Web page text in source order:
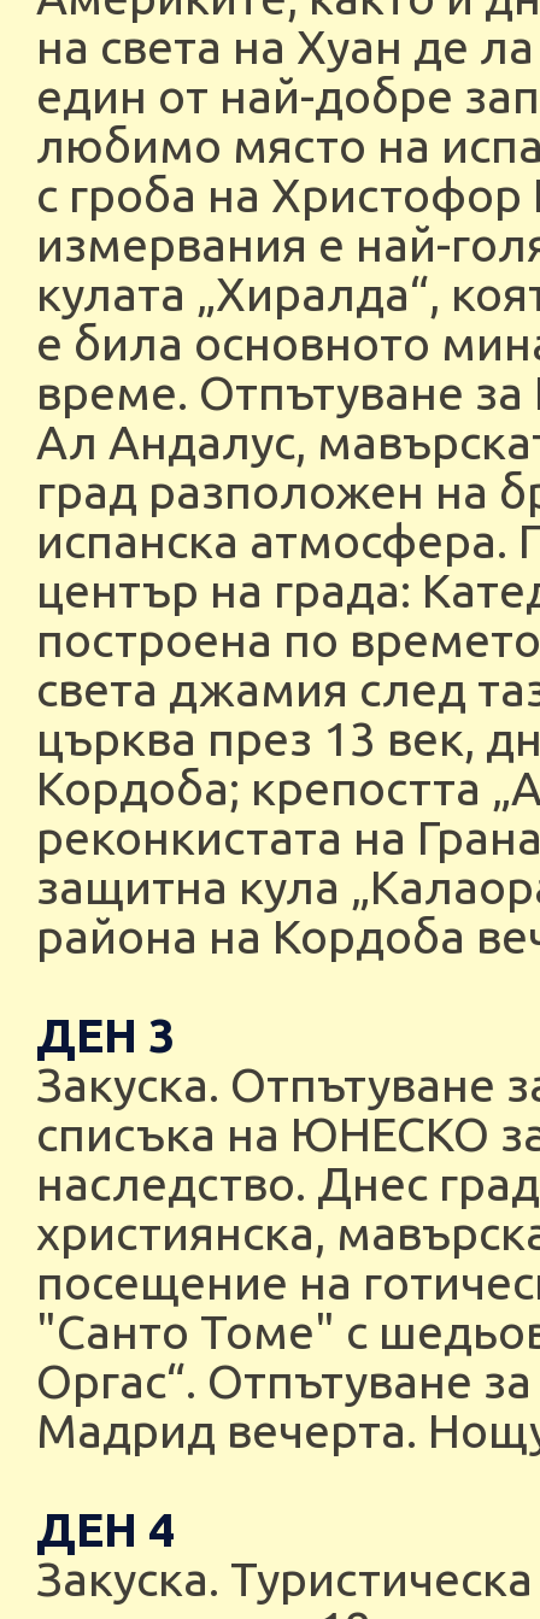
на света на Хуан де
един от най-добре
любимо място на
с гроба на
измервания е най-
кулата „Хиралда“,
е била основното
време. Отпътуване
Ал Андалус,
град разположен на
испанска атмосфера.
център на града:
построена по
света джамия след
църква през 13 век,
Кордоба; крепостта
реконкистата на
защитна кула
района на Кордоба
ДЕН 3
Закуска. Отпътуване
списъка на ЮНЕСКО
наследство. Днес
християнска,
посещение на
"Санто Томе" с
Оргас“. Отпътуване
Мадрид вечерта.
ДЕН 4
Закуска.